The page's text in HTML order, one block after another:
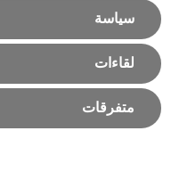
سياسة
لقاءات
متفرقات